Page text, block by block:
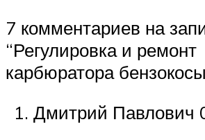
7 комментариев на
“Регулировка и ремонт
карбюратора
Дмитрий Павлович